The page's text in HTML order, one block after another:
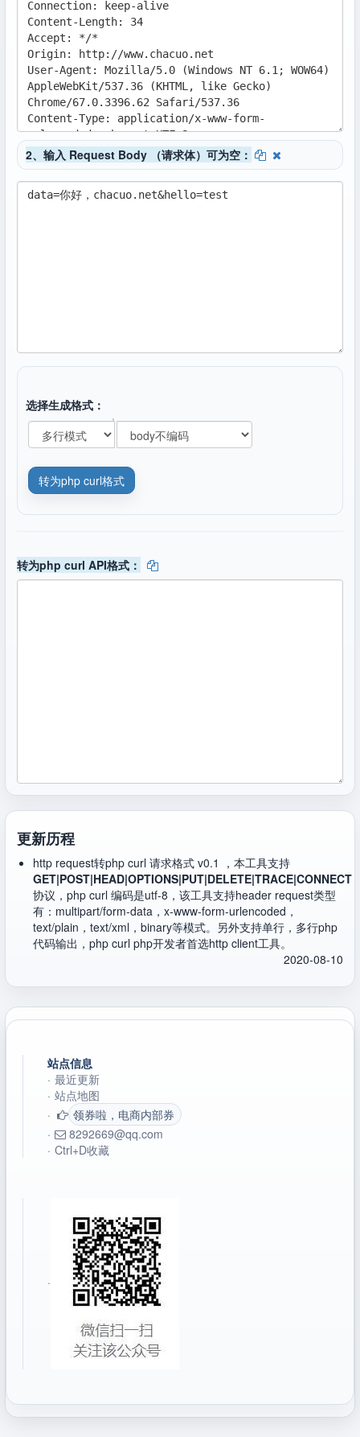
2、输入 Request Body （请求体）可为空：
选择生成格式：
转为php curl API格式：
更新历程
http request转php curl 请求格式 v0.1 ，本工具支持
GET|POST|HEAD|OPTIONS|PUT|DELETE|TRACE|CONNECT
协议，php curl 编码是utf-8，该工具支持header request类型
有：multipart/form-data，x-www-form-urlencoded，
text/plain，text/xml，binary等模式。另外支持单行，多行php
代码输出，php curl php开发者首选http client工具。
2020-08-10
站点信息
· 最近更新
· 站点地图
·
领券啦，电商内部券
·
8292669@qq.com
· Ctrl+D收藏
·